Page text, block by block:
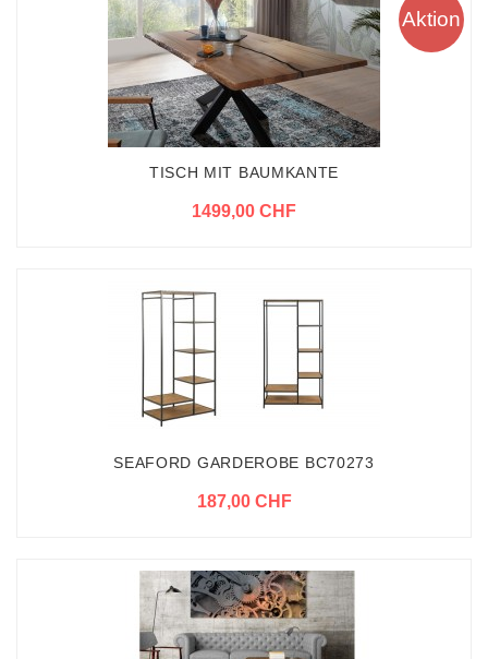
Aktion
TISCH MIT BAUMKANTE
1499,00 CHF
SEAFORD GARDEROBE BC70273
187,00 CHF